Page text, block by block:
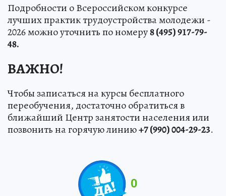
Подробности о Всероссийском конкурсе
лучших практик трудоустройства молодежи -
2026 можно уточнить по номеру8 (495) 917-79-
48.
ВАЖНО!
Чтобы записаться на курсы бесплатного
переобучения, достаточно обратиться в
ближайший Центр занятости населения или
позвонить на горячую линию+7 (990) 004-29-23.
0